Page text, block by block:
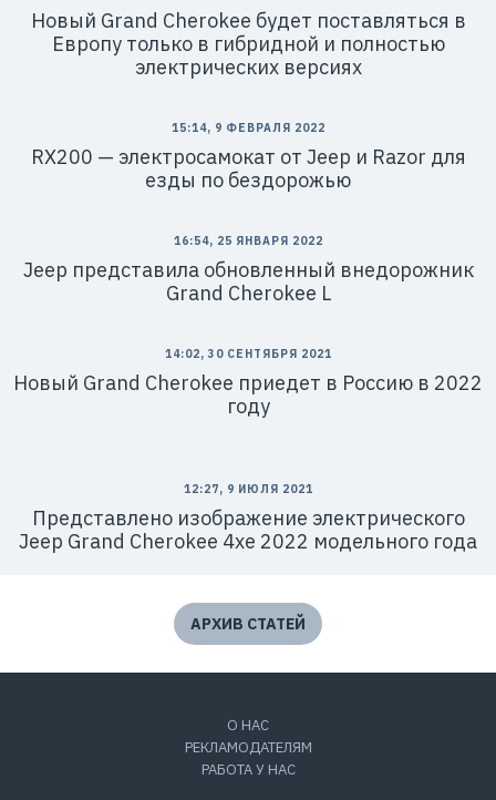
Новый Grand Cherokee будет поставляться в
Европу только в гибридной и полностью
электрических версиях
15:14, 9 ФЕВРАЛЯ 2022
RX200 — электросамокат от Jeep и Razor для
езды по бездорожью
16:54, 25 ЯНВАРЯ 2022
Jeep представила обновленный внедорожник
Grand Cherokee L
14:02, 30 СЕНТЯБРЯ 2021
Новый Grand Cherokee приедет в Россию в 2022
году
12:27, 9 ИЮЛЯ 2021
Представлено изображение электрического
Jeep Grand Cherokee 4xe 2022 модельного года
АРХИВ СТАТЕЙ
О НАС
РЕКЛАМОДАТЕЛЯМ
РАБОТА У НАС